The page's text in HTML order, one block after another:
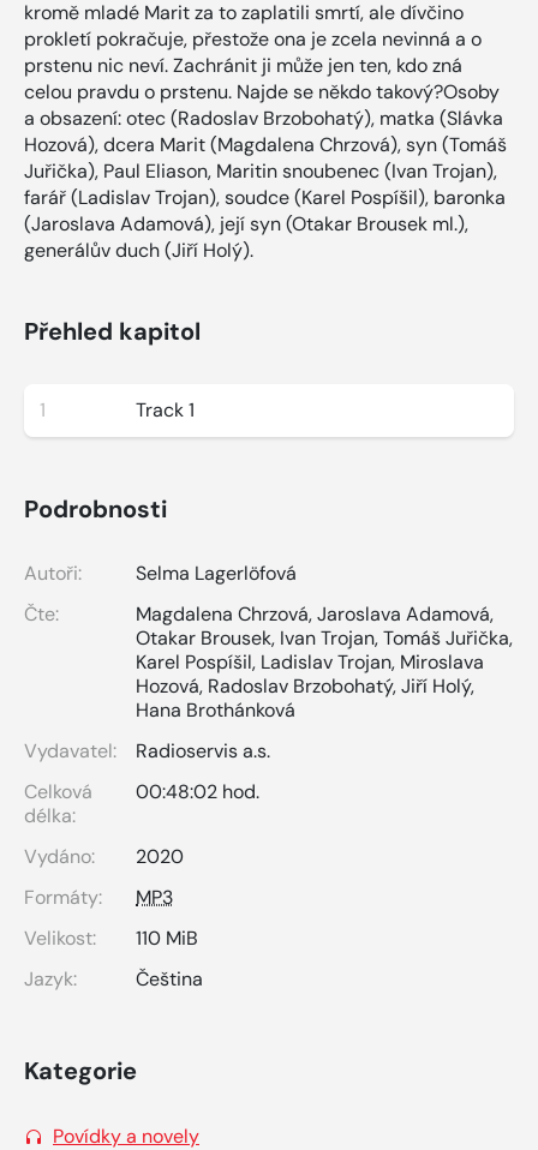
kromě mladé Marit za to zaplatili smrtí, ale dívčino
prokletí pokračuje, přestože ona je zcela nevinná a o
prstenu nic neví. Zachránit ji může jen ten, kdo zná
celou pravdu o prstenu. Najde se někdo takový?Osoby
a obsazení: otec (Radoslav Brzobohatý), matka (Slávka
Hozová), dcera Marit (Magdalena Chrzová), syn (Tomáš
Juřička), Paul Eliason, Maritin snoubenec (Ivan Trojan),
farář (Ladislav Trojan), soudce (Karel Pospíšil), baronka
(Jaroslava Adamová), její syn (Otakar Brousek ml.),
generálův duch (Jiří Holý).
Přehled kapitol
1 Track 1
Podrobnosti
Autoři:
Selma Lagerlöfová
Čte:
Magdalena Chrzová,Jaroslava Adamová,
Otakar Brousek, Ivan Trojan,Tomáš Juřička,
Karel Pospíšil, Ladislav Trojan, Miroslava
Hozová, Radoslav Brzobohatý,Jiří Holý,
Hana Brothánková
Vydavatel:
Radioservis a.s.
Celková
délka:
00:48:02 hod.
Vydáno:
2020
Formáty:
MP3
Velikost:
110 MiB
Jazyk:
Čeština
Kategorie
Povídky a novely